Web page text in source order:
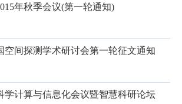
年秋季会议(第一轮通知)
空间探测学术研讨会第一轮征文通知
学计算与信息化会议暨智慧科研论坛